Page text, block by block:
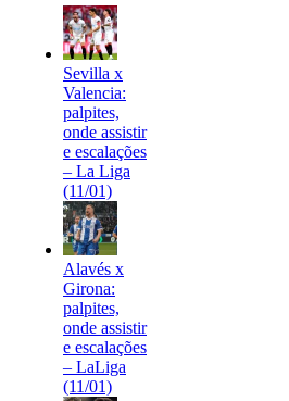
Sevilla x
Valencia:
palpites,
onde assistir
e escalações
– La Liga
(11/01)
Alavés x
Girona:
palpites,
onde assistir
e escalações
– LaLiga
(11/01)